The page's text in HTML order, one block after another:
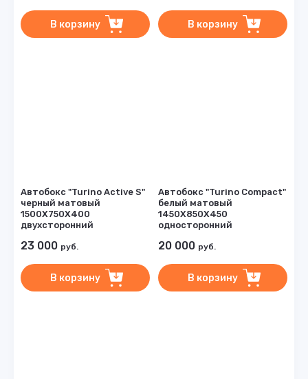
В корзину В корзину
Автобокс "Turino Active S"
черный матовый
1500Х750Х400
двухсторонний
23 000 руб.
В корзину
Автобокс "Turino Compact"
белый матовый
1450Х850Х450
односторонний
20 000 руб.
В корзину